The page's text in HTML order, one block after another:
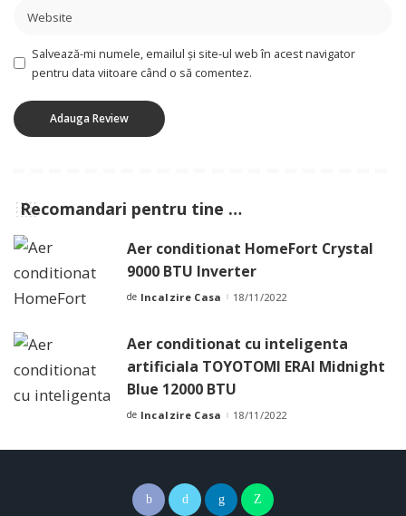
Salvează-mi numele, emailul și site-ul web în acest navigator
pentru data viitoare când o să comentez.
Recomandari pentru tine …
Aer conditionat HomeFort Crystal
9000 BTU Inverter
Posted
de Incalzire Casa 18/11/2022
Aer conditionat cu inteligenta
artificiala TOYOTOMI ERAI Midnight
Blue 12000 BTU
Posted
de Incalzire Casa 18/11/2022